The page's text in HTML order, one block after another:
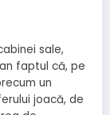
sale,
faptul că, pe
un
joacă, de